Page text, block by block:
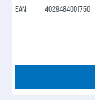
EAN:
4029484001750